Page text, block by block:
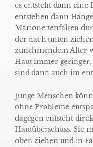
es entsteht dann eine
entstehen dann
Marionettenfalten
der nach unten
zunehmendem Alter
Haut immer geringer,
sind dann auch im
Junge Menschen
ohne Probleme
dagegen entsteht
Hautüberschuss. Sie
oben ziehen und in